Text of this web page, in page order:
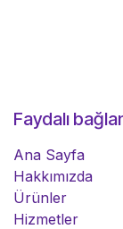
Faydalı
Ana Sayfa
Hakkımızda
Ürünler
Hizmetler